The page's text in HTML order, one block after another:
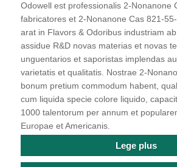
Odowell est professionalis 2-Nonanone
fabricatores et 2-Nonanone Cas 821-
arat in Flavors & Odoribus industriam
assidue R&D novas materias et novas
unguentarios et saporistas implendas
varietatis et qualitatis. Nostrae 2-
bonum pretium commodum habent,
cum liquida specie colore liquido,
1000 talentorum per annum et
Europae et Americanis.
Lege plus